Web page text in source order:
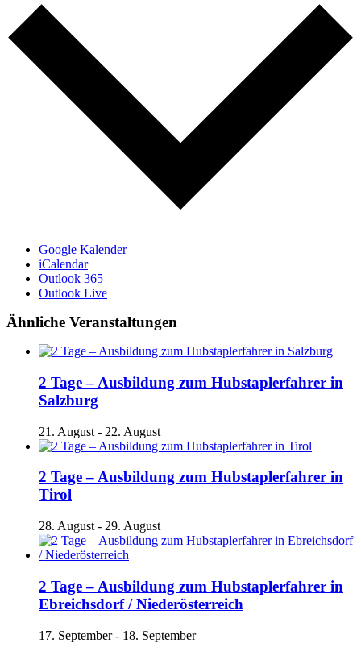
Google Kalender
iCalendar
Outlook 365
Outlook Live
Ähnliche Veranstaltungen
2 Tage – Ausbildung zum Hubstaplerfahrer in
Salzburg
21. August - 22. August
2 Tage – Ausbildung zum Hubstaplerfahrer in
Tirol
28. August - 29. August
2 Tage – Ausbildung zum Hubstaplerfahrer in
Ebreichsdorf / Niederösterreich
17. September- 18. September